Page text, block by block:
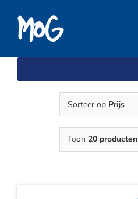
inhoud
Services
Sorteer op Prijs
Toon 20 producten